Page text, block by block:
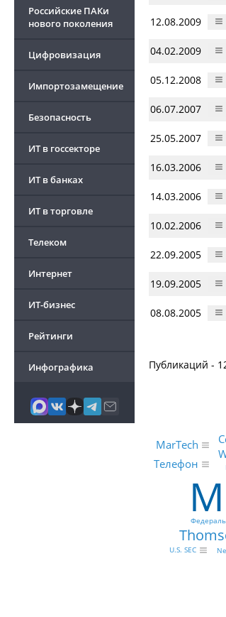
Российские ПАКи
нового поколения
Цифровизация
Импортозамещение
Безопасность
ИТ в госсекторе
ИТ в банках
ИТ в торговле
Телеком
Интернет
ИТ-бизнес
Рейтинги
Инфографика
12.08.2009
04.02.2009
05.12.2008
06.07.2007
25.05.2007
16.03.2006
14.03.2006
10.02.2006
22.09.2005
19.09.2005
08.08.2005
Публикаций -
MarTech
Телефон
U.S. SEC